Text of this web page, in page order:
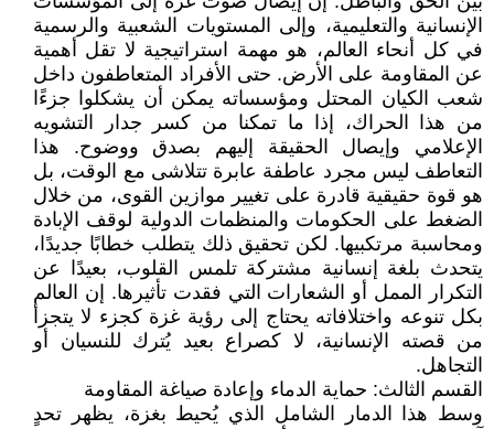
الإنسانية والتعليمية، وإلى المستويات الشعبية والرسمية
في كل أنحاء العالم، هو مهمة استراتيجية لا تقل أهمية
عن المقاومة على الأرض. حتى الأفراد المتعاطفون داخل
شعب الكيان المحتل ومؤسساته يمكن أن يشكلوا جزءًا
من هذا الحراك، إذا ما تمكنا من كسر جدار التشويه
الإعلامي وإيصال الحقيقة إليهم بصدق ووضوح. هذا
التعاطف ليس مجرد عاطفة عابرة تتلاشى مع الوقت، بل
هو قوة حقيقية قادرة على تغيير موازين القوى، من خلال
الضغط على الحكومات والمنظمات الدولية لوقف الإبادة
ومحاسبة مرتكبيها. لكن تحقيق ذلك يتطلب خطابًا جديدًا،
يتحدث بلغة إنسانية مشتركة تلمس القلوب، بعيدًا عن
التكرار الممل أو الشعارات التي فقدت تأثيرها. إن العالم
بكل تنوعه واختلافاته يحتاج إلى رؤية غزة كجزء لا يتجزأ
من قصته الإنسانية، لا كصراع بعيد يُترك للنسيان أو
التجاهل.
القسم الثالث: حماية الدماء وإعادة صياغة المقاومة
وسط هذا الدمار الشامل الذي يُحيط بغزة، يظهر تحدٍ